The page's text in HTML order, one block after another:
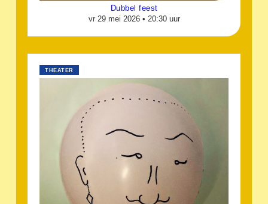
Dubbel feest
vr 29 mei 2026 • 20:30 uur
THEATER